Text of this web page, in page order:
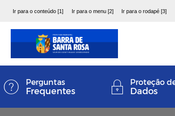
Ir para o conteúdo [1] Ir para o menu [2] Ir para o rodapé [3]
Perguntas
Frequentes
Proteção
Dados